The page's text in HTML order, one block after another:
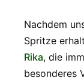
Nachdem
Spritze
Rika, die
besonderes